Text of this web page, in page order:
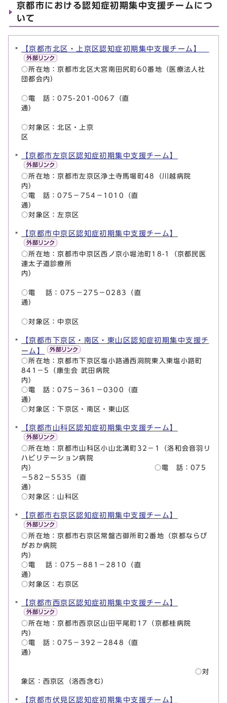
京都市における認知症初期集中支援チームにつ
いて
【京都市北区・上京区認知症初期集中支援チーム】
○所在地：京都市北区大宮南田尻町60番地（医療法人社
団都会内）
○電 話：075-201-0067（直
通）
○対象区：北区・上京
区
【京都市左京区認知症初期集中支援チーム】
○所在地：京都市左京区浄土寺馬場町48（川越病院
内
○電 話：075－754－1010（直
通
○対象区：左京区
【京都市中京区認知症初期集中支援チーム】
○所在地：京都市中京区西ノ京小堀池町18-1（京都民医
連太子道診療所
内
○電 話：075－275－0283（直
通
○対象区：中京区
【京都市下京区・南区・東山区認知症初期集中支援チ
ーム】
○所在地：京都市下京区塩小路通西洞院東入東塩小路町
841－5（康生会 武田病院
内
○電 話：075－361－0300（直
○対象区：下京区・南区・東山区
【京都市山科区認知症初期集中支援チーム】
○所在地：京都市山科区小山北溝町32－1（洛和会音羽リ
ハビリテーション病院
内） ○電 話：075
－582－5535（直
通
○対象区：山科区
【京都市右京区認知症初期集中支援チーム】
○所在地：京都市右京区常盤古御所町2番地（京都ならび
がおか病院
内）
○電 話：075－881－2810（直
通
○対象区：右京区
【京都市西京区認知症初期集中支援チーム】
○所在地：京都市西京区山田平尾町17（京都桂病院
○電 話：075－392－2848（直
通
○対
象区：西京区（洛西含む）
【京都市伏見区認知症初期集中支援チーム】